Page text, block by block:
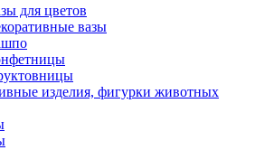
для цветов
вазы
изделия, фигурки животных